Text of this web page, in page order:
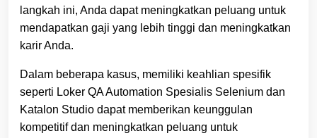
langkah ini, Anda dapat meningkatkan peluang untuk
mendapatkan gaji yang lebih tinggi dan meningkatkan
karir Anda.
Dalam beberapa kasus, memiliki keahlian spesifik
seperti Loker QA Automation Spesialis Selenium dan
Katalon Studio dapat memberikan keunggulan
kompetitif dan meningkatkan peluang untuk